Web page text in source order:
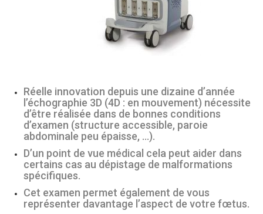
Réelle innovation depuis une dizaine d’année
l’échographie 3D (4D : en mouvement) nécessite
d’être réalisée dans de bonnes conditions
d’examen (structure accessible, paroie
abdominale peu épaisse, …).
D’un point de vue médical cela peut aider dans
certains cas au dépistage de malformations
spécifiques.
Cet examen permet également de vous
représenter davantage l’aspect de votre fœtus.